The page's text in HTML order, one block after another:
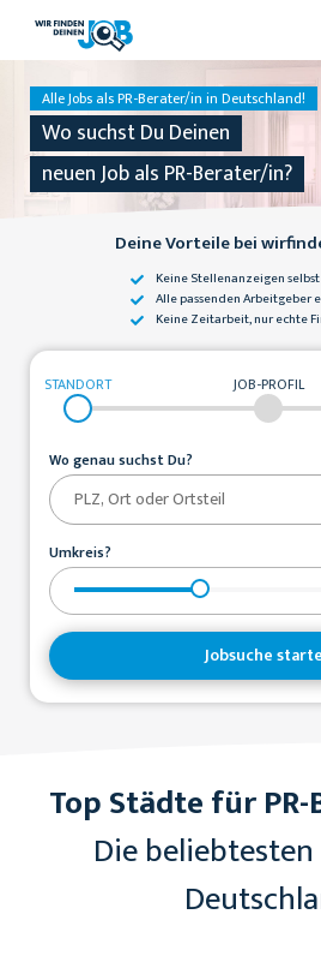
Alle Jobs als PR-Berater/in in Deutschland!
Wo suchst Du Deinen
neuen Job als PR-Berater/in?
Deine Vorteile bei
Keine Stellenanzeigen
Alle passendenArbeitgeber
Keine Zeitarbeit,nur echte
STANDORT JOB-PROFIL
Wo genau suchst Du?
Umkreis?
Jobsuche
Top Städte für
Die